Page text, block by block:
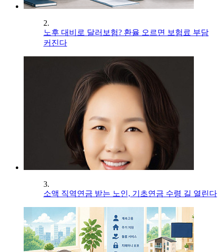
2.
노후 대비로 달러보험? 환율 오르면 보험료 부담
커진다
3.
소액 직역연금 받는 노인, 기초연금 수령 길 열린다